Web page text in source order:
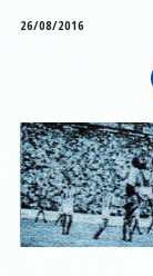
26/08/2016